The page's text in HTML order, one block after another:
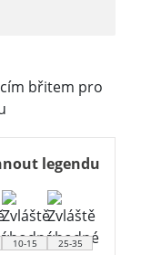
břitem pro
legendu
10-15 25-35